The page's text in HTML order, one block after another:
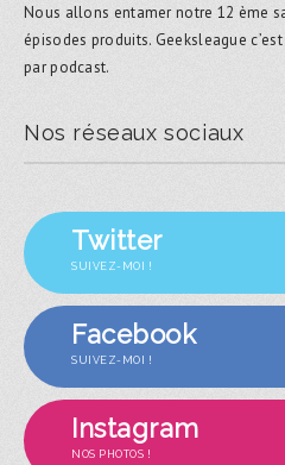
Nous allons entamer notre 12 ème
épisodes produits. Geeksleague
par podcast.
Nos réseaux sociaux
Twitter
SUIVEZ-MOI !
Facebook
SUIVEZ-MOI !
Instagram
NOS PHOTOS !